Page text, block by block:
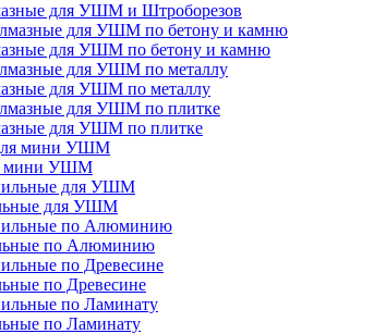
для УШМ и Штроборезов
для УШМ по бетону и камню
для УШМ по металлу
для УШМ по плитке
мини УШМ
для УШМ
по Алюминию
по Древесине
по Ламинату